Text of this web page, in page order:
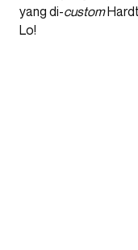
yang di-custom
Lo!